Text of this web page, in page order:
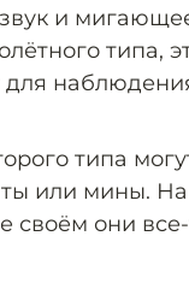
и
типа,
для
типа
или мины.
своём они